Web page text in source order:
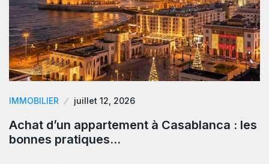
IMMOBILIER juillet 12, 2026
Achat d’un appartement à Casablanca : les
bonnes pratiques…